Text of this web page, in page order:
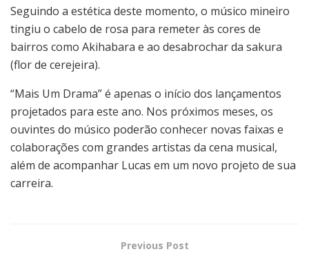
Seguindo a estética deste momento, o músico mineiro
tingiu o cabelo de rosa para remeter às cores de
bairros como Akihabara e ao desabrochar da sakura
(flor de cerejeira).
“Mais Um Drama” é apenas o início dos lançamentos
projetados para este ano. Nos próximos meses, os
ouvintes do músico poderão conhecer novas faixas e
colaborações com grandes artistas da cena musical,
além de acompanhar Lucas em um novo projeto de sua
carreira.
Previous Post